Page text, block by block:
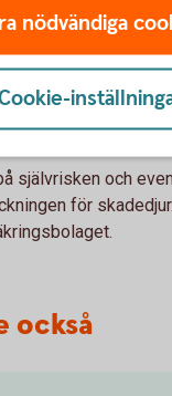
variera i täckning.
medan andra
begränsningar
självrisken och
för
också
nödvändiga